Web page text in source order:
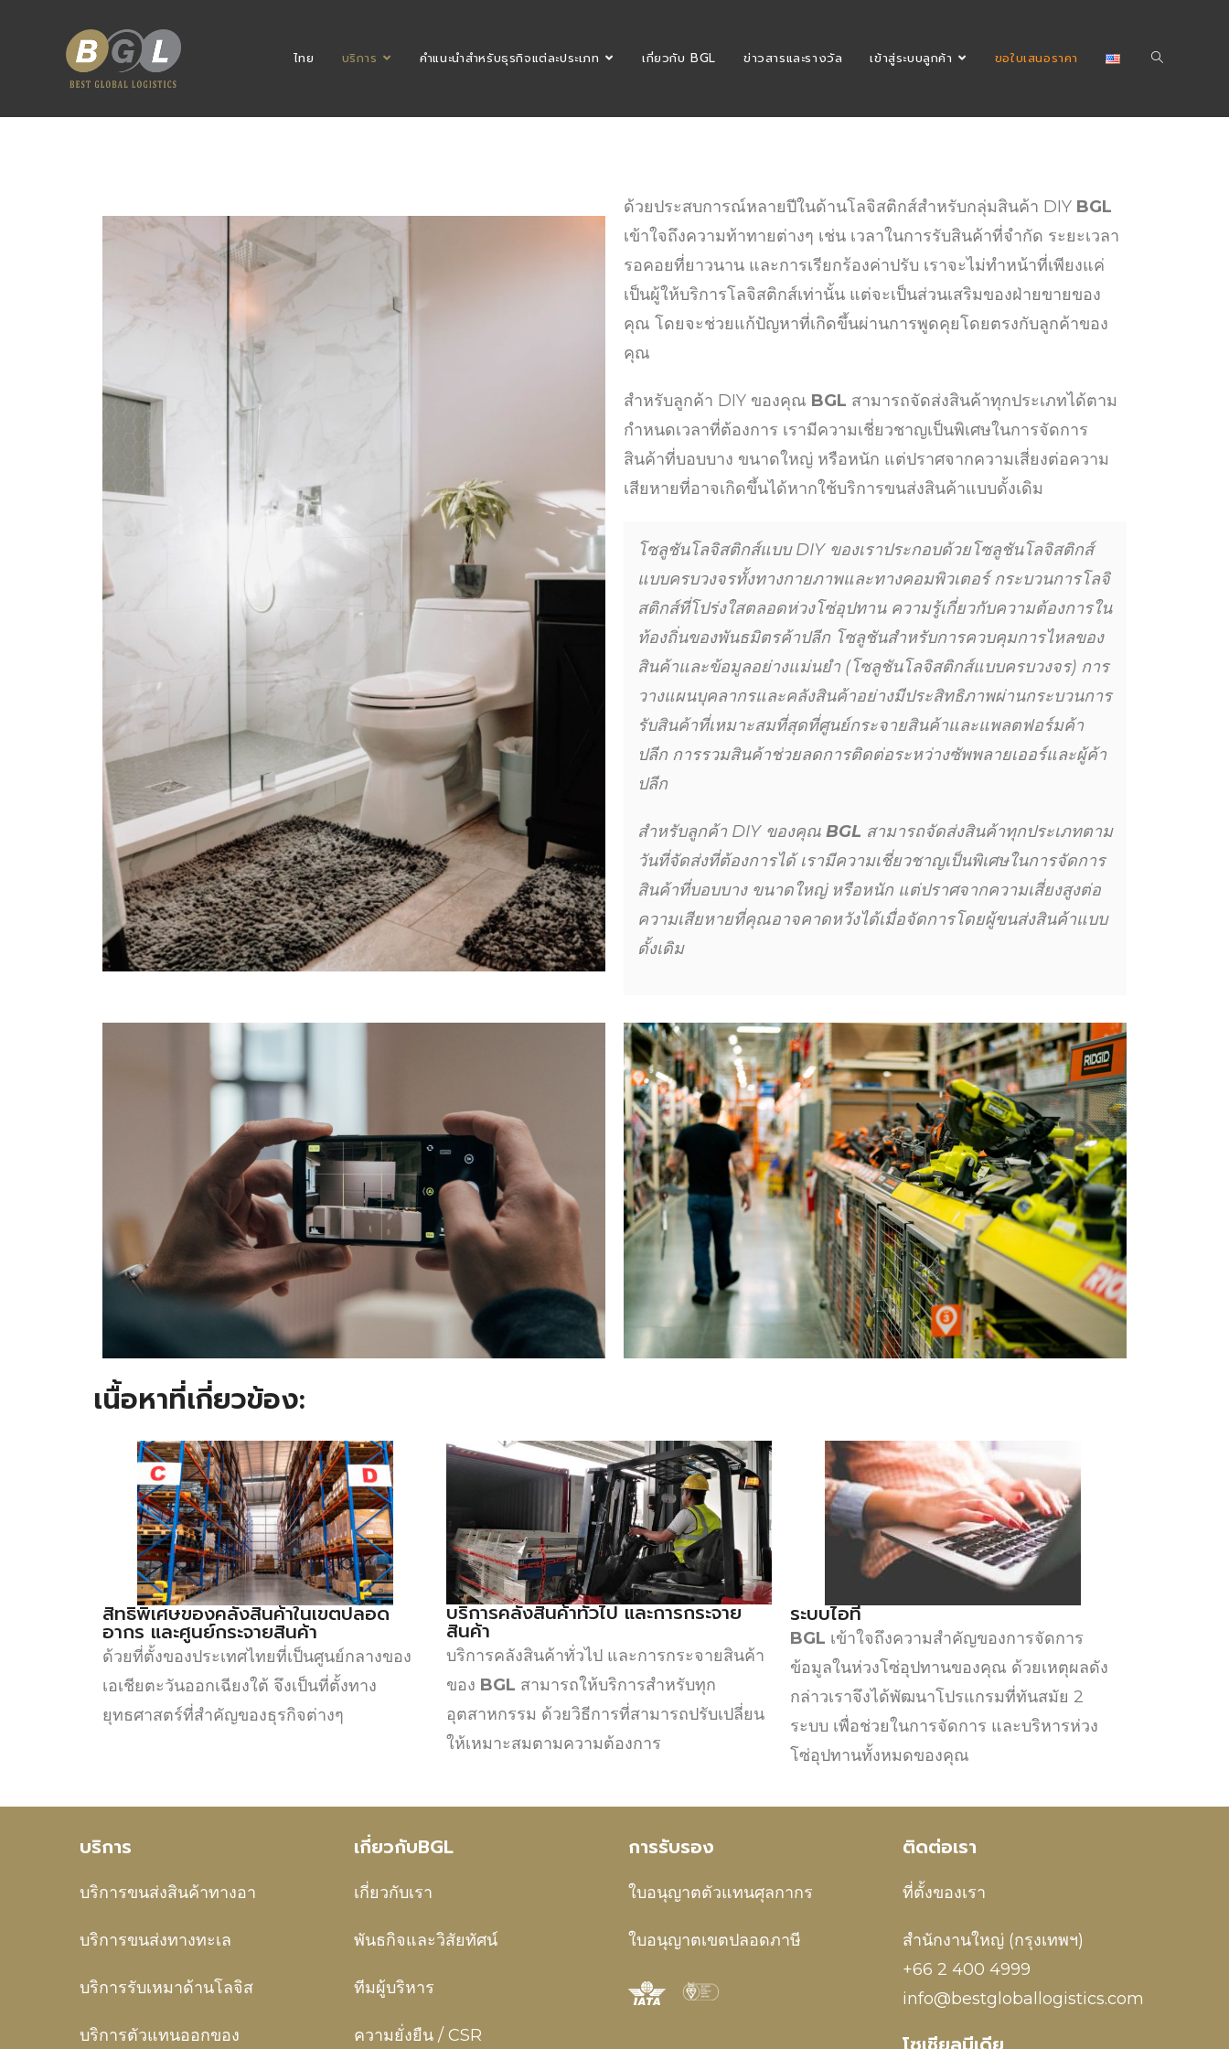
ไทย บริการ คำแนะนำสำหรับธุรกิจแต่ละประเภท เกี่ยวกับ BGL ข่าวสารและรางวัล เข้าสู่ระบบลูกค้า ขอใบเสนอราคา
ด้วยประสบการณ์หลายปีในด้านโลจิสติกส์สำหรับกลุ่มสินค้า DIY BGL
เข้าใจถึงความท้าทายต่างๆ เช่น เวลาในการรับสินค้าที่จำกัด ระยะเวลา
รอคอยที่ยาวนาน และการเรียกร้องค่าปรับ เราจะไม่ทำหน้าที่เพียงแค่
เป็นผู้ให้บริการโลจิสติกส์เท่านั้น แต่จะเป็นส่วนเสริมของฝ่ายขายของ
คุณ โดยจะช่วยแก้ปัญหาที่เกิดขึ้นผ่านการพูดคุยโดยตรงกับลูกค้าของ
คุณ
สำหรับลูกค้า DIY ของคุณ BGL สามารถจัดส่งสินค้าทุกประเภทได้ตาม
กำหนดเวลาที่ต้องการ เรามีความเชี่ยวชาญเป็นพิเศษในการจัดการ
สินค้าที่บอบบาง ขนาดใหญ่ หรือหนัก แต่ปราศจากความเสี่ยงต่อความ
เสียหายที่อาจเกิดขึ้นได้หากใช้บริการขนส่งสินค้าแบบดั้งเดิม
โซลูชันโลจิสติกส์แบบ DIY ของเราประกอบด้วยโซลูชันโลจิสติกส์
แบบครบวงจรทั้งทางกายภาพและทางคอมพิวเตอร์ กระบวนการโลจิ
สติกส์ที่โปร่งใสตลอดห่วงโซ่อุปทาน ความรู้เกี่ยวกับความต้องการใน
ท้องถิ่นของพันธมิตรค้าปลีก โซลูชันสำหรับการควบคุมการไหลของ
สินค้าและข้อมูลอย่างแม่นยำ (โซลูชันโลจิสติกส์แบบครบวงจร) การ
วางแผนบุคลากรและคลังสินค้าอย่างมีประสิทธิภาพผ่านกระบวนการ
รับสินค้าที่เหมาะสมที่สุดที่ศูนย์กระจายสินค้าและแพลตฟอร์มค้า
ปลีก การรวมสินค้าช่วยลดการติดต่อระหว่างซัพพลายเออร์และผู้ค้า
ปลีก
สำหรับลูกค้า DIY ของคุณ BGL สามารถจัดส่งสินค้าทุกประเภทตาม
วันที่จัดส่งที่ต้องการได้ เรามีความเชี่ยวชาญเป็นพิเศษในการจัดการ
สินค้าที่บอบบาง ขนาดใหญ่ หรือหนัก แต่ปราศจากความเสี่ยงสูงต่อ
ความเสียหายที่คุณอาจคาดหวังได้เมื่อจัดการโดยผู้ขนส่งสินค้าแบบ
ดั้งเดิม
เนื้อหาที่เกี่ยวข้อง:
สิทธิพิเศษของคลังสินค้าในเขตปลอด
อากร และศูนย์กระจายสินค้า
ด้วยที่ตั้งของประเทศไทยที่เป็นศูนย์กลางของ
เอเชียตะวันออกเฉียงใต้ จึงเป็นที่ตั้งทาง
ยุทธศาสตร์ที่สำคัญของธุรกิจต่างๆ
บริการคลังสินค้าทั่วไป และการกระจาย
สินค้า
บริการคลังสินค้าทั่วไป และการกระจายสินค้า
ของ BGL สามารถให้บริการสำหรับทุก
อุตสาหกรรม ด้วยวิธีการที่สามารถปรับเปลี่ยน
ให้เหมาะสมตามความต้องการ
ระบบไอที
BGL เข้าใจถึงความสำคัญของการจัดการ
ข้อมูลในห่วงโซ่อุปทานของคุณ ด้วยเหตุผลดัง
กล่าวเราจึงได้พัฒนาโปรแกรมที่ทันสมัย 2
ระบบ เพื่อช่วยในการจัดการ และบริหารห่วง
โซ่อุปทานทั้งหมดของคุณ
บริการ
บริการขนส่งสินค้าทางอา
บริการขนส่งทางทะเล
บริการรับเหมาด้านโลจิส
บริการตัวแทนออกของ
เกี่ยวกับBGL
เกี่ยวกับเรา
พันธกิจและวิสัยทัศน์
ทีมผู้บริหาร
ความยั่งยืน / CSR
การรับรอง
ใบอนุญาตตัวแทนศุลกากร
ใบอนุญาตเขตปลอดภาษี
ติดต่อเรา
ที่ตั้งของเรา
สำนักงานใหญ่ (กรุงเทพฯ)
+66 2 400 4999
info@bestgloballogistics.com